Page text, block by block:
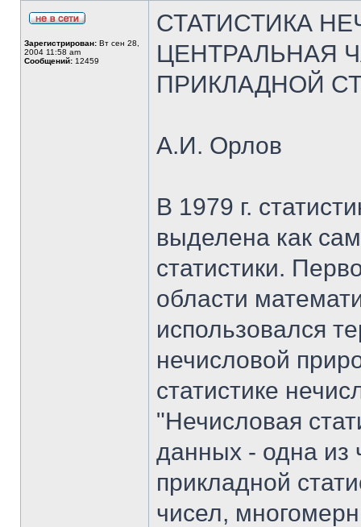
Зарегистрирован: Вт сен 28,
2004 11:58 am
Сообщений: 12459
СТАТИСТИКА
ЦЕНТРАЛЬНАЯ
ПРИКЛАДНОЙ
А.И. Орлов
В 1979 г.
выделена как
статистики.
области
использовался
нечисловой
статистике
"Нечисловая
данных - одна из
прикладной
чисел,